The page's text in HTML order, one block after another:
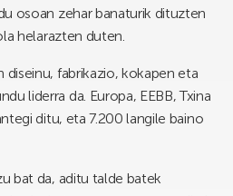
osoan zehar banaturik dituzten
helarazten duten.
fabrikazio, kokapen eta
liderra da. Europa, EEBB, Txina
ditu, eta 7.200 langile baino
bat da, aditu talde batek